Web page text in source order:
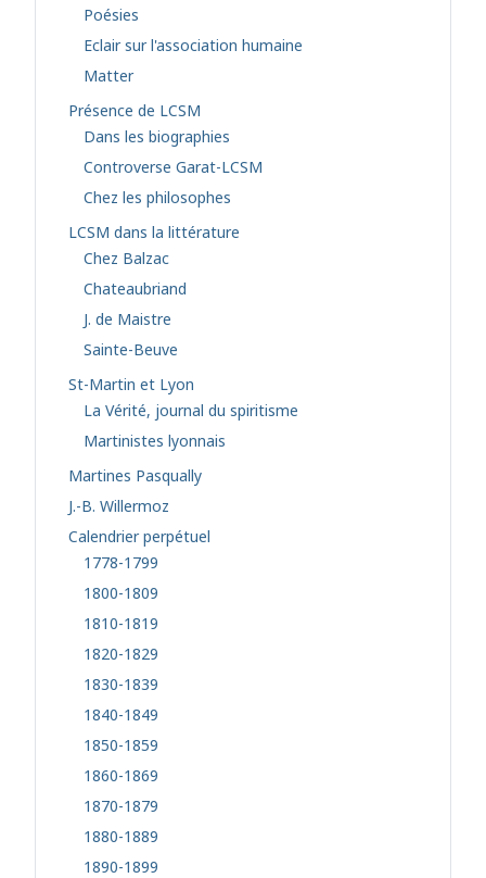
Poésies
Eclair sur l'association humaine
Matter
Présence de LCSM
Dans les biographies
Controverse Garat-LCSM
Chez les philosophes
LCSM dans la littérature
Chez Balzac
Chateaubriand
J. de Maistre
Sainte-Beuve
St-Martin et Lyon
La Vérité, journal du spiritisme
Martinistes lyonnais
Martines Pasqually
J.-B. Willermoz
Calendrier perpétuel
1778-1799
1800-1809
1810-1819
1820-1829
1830-1839
1840-1849
1850-1859
1860-1869
1870-1879
1880-1889
1890-1899